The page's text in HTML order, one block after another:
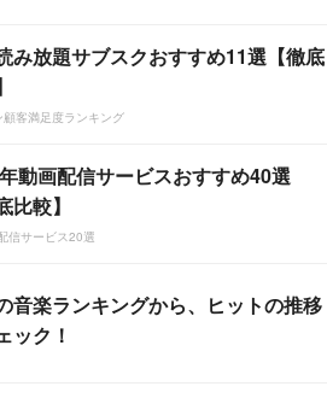
み放題サブスクおすすめ11選【徹底
顧客満足度ランキング
動画配信サービスおすすめ40選
比較】
信サービス20選
音楽ランキングから、ヒットの推移
ック！